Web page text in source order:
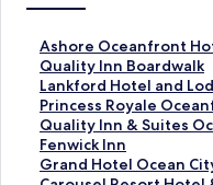
Ashore Oceanfront
L
ä
n
k
t
i
l
Quality Inn Boardwalk
L
ä
n
k
t
i
Lankford Hotel and
L
ä
n
k
t
Princess Royale
L
ä
n
k
Quality Inn & Suites
L
ä
n
Fenwick Inn
L
ä
Grand Hotel Ocean
L